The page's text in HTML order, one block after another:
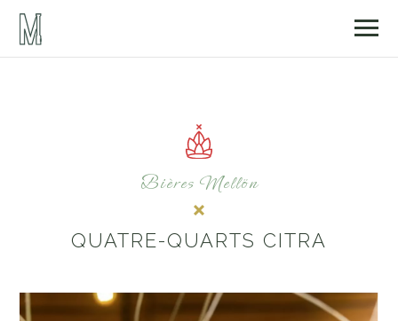
Bières Mellön
QUATRE-QUARTS CITRA